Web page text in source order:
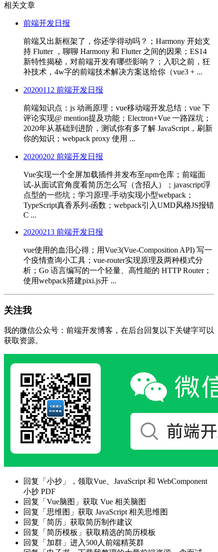
相关文章
前端开发日报
前端又出新框架了，你还学得动吗？；Harmony 开始支
持 Flutter ，聊聊 Harmony 和 Flutter 之间的因果；ES14
新特性揭秘，对前端开发有哪些影响？；入职之前，狂
补技术，4w字的前端技术解决方案送给你（vue3 + ...
20200112 前端开发日报
前端知识点：js 动画原理；vue移动端开发总结；vue 下
评论实现@ mention提及功能；Electron+Vue 一路踩坑；
2020年从基础到进阶，测试你有多了解 JavaScript，刷新
你的知识；webpack proxy 使用 ...
20200202 前端开发日报
Vue实现一个全屏加载插件并发布至npm仓库；前端面
试-从面试官角度看简历怎么写（含招人）；javascript浮
点型的一些坑；学习原理-手动实现小型webpack；
TypeScript真香系列-函数；webpack引入UMD风格JS报错
C ...
20200213 前端开发日报
vue使用的血泪心得；用Vue3(Vue-Composition API) 写一
个疫情查询小工具；vue-router实现原理及两种模式分
析；Go 语言编写的一个轻量、高性能的 HTTP Router；
使用webpack搭建pixi.js开 ...
关注我
我的微信公众号：前端开发博客，在后台回复以下关键字可以
获取资源。
回复「小抄」，领取Vue、JavaScript 和 WebComponent
小抄 PDF
回复「Vue脑图」获取 Vue 相关脑图
回复「思维图」获取 JavaScript 相关思维图
回复「简历」获取简历制作建议
回复「简历模板」获取精选的简历模板
回复「加群」进入500人前端精英群